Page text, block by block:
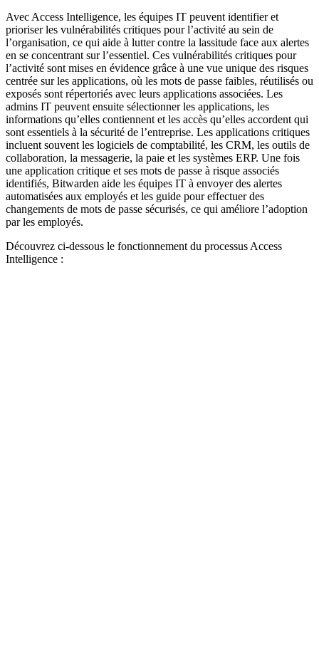
Avec Access Intelligence, les équipes IT peuvent identifier et
prioriser les vulnérabilités critiques pour l’activité au sein de
l’organisation, ce qui aide à lutter contre la lassitude face aux alertes
en se concentrant sur l’essentiel. Ces vulnérabilités critiques pour
l’activité sont mises en évidence grâce à une vue unique des risques
centrée sur les applications, où les mots de passe faibles, réutilisés ou
exposés sont répertoriés avec leurs applications associées. Les
admins IT peuvent ensuite sélectionner les applications, les
informations qu’elles contiennent et les accès qu’elles accordent qui
sont essentiels à la sécurité de l’entreprise. Les applications critiques
incluent souvent les logiciels de comptabilité, les CRM, les outils de
collaboration, la messagerie, la paie et les systèmes ERP. Une fois
une application critique et ses mots de passe à risque associés
identifiés, Bitwarden aide les équipes IT à envoyer des alertes
automatisées aux employés et les guide pour effectuer des
changements de mots de passe sécurisés, ce qui améliore l’adoption
par les employés.
Découvrez ci-dessous le fonctionnement du processus Access
Intelligence :